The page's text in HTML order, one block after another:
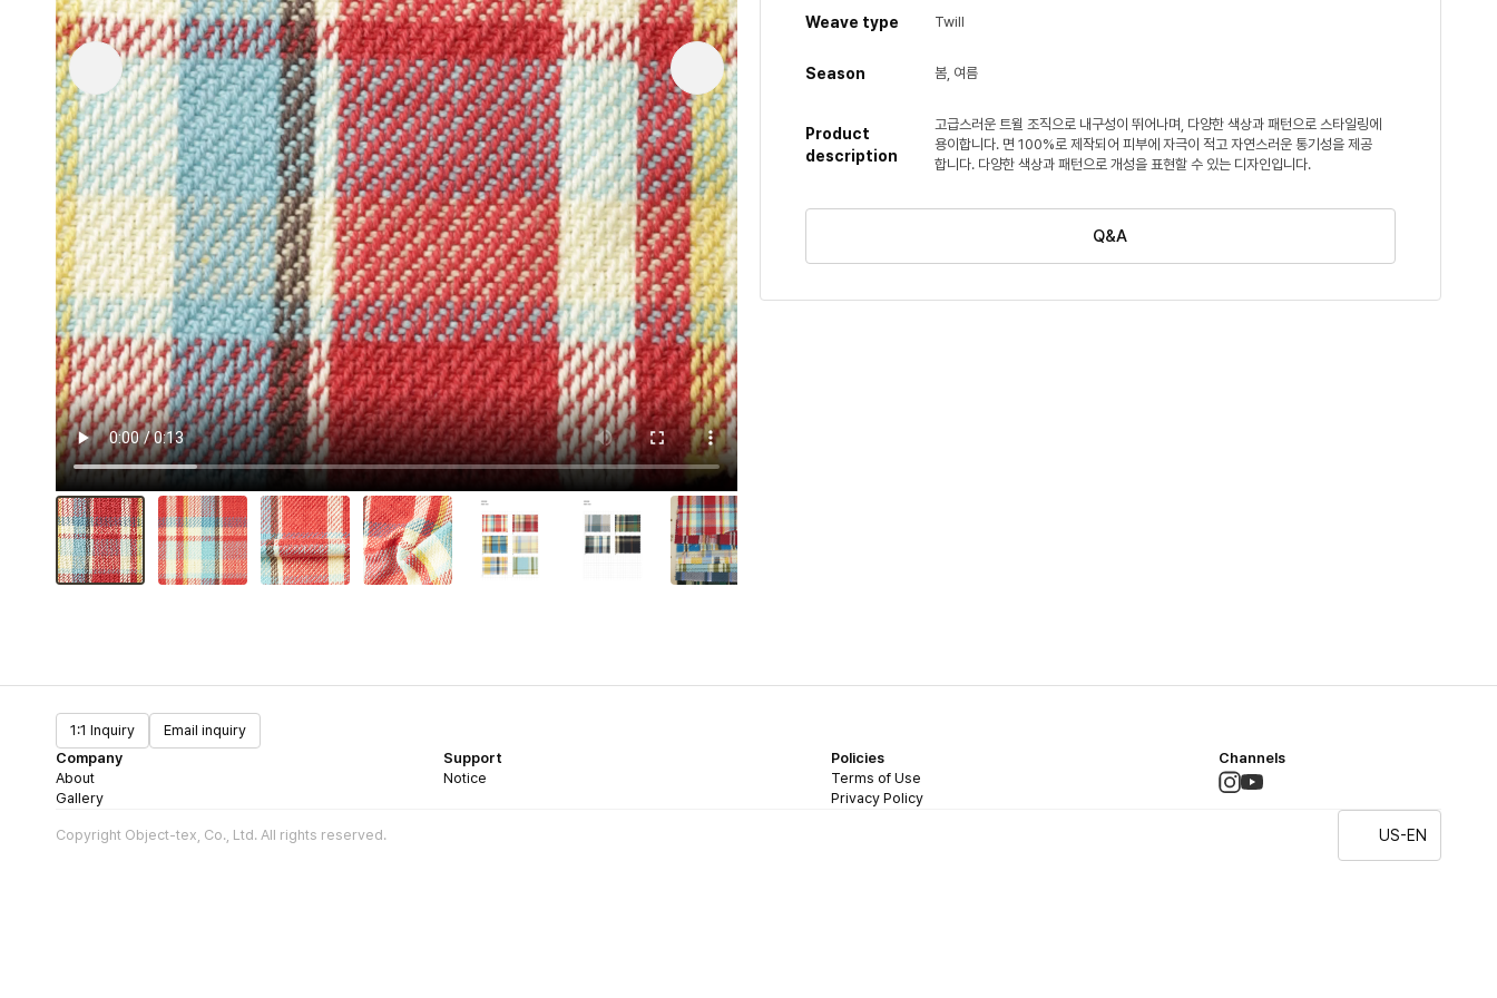
Weave type Twill
Season 봄, 여름
Product
description
고급스러운 트윌 조직으로 내구성이 뛰어나며, 다양한 색상과 패턴으로 스타일링에
용이합니다. 면 100%로 제작되어 피부에 자극이 적고 자연스러운 통기성을 제공
합니다. 다양한 색상과 패턴으로 개성을 표현할 수 있는 디자인입니다.
Q&A
1:1 Inquiry
Email inquiry
Company
About
Gallery
Support
Notice
Policies
Terms of Use
Privacy Policy
Channels
Copyright Object-tex, Co., Ltd. All rights reserved. US-EN